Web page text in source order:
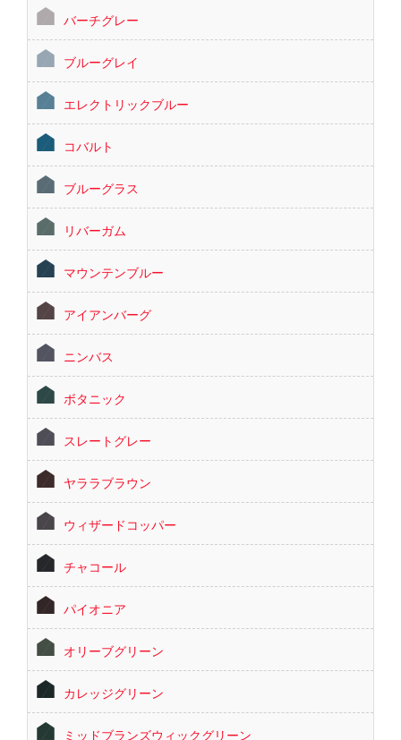
バーチグレー
ブルーグレイ
エレクトリックブルー
コバルト
ブルーグラス
リバーガム
マウンテンブルー
アイアンバーグ
ニンバス
ボタニック
スレートグレー
ヤララブラウン
ウィザードコッパー
チャコール
パイオニア
オリーブグリーン
カレッジグリーン
ミッドブランズウィックグリーン